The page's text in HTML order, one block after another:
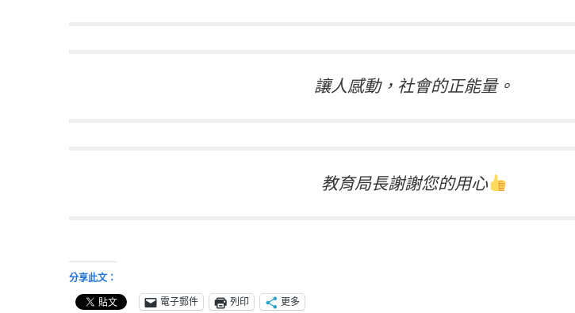
讓人感動，社會的正能量。
教育局長謝謝您的用心
分享此文：
電子郵件
列印 更多